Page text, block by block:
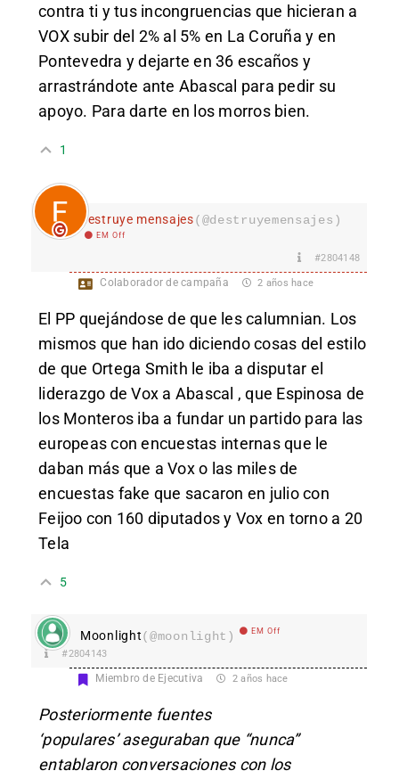
contra ti y tus incongruencias que hicieran a
VOX subir del 2% al 5% en La Coruña y en
Pontevedra y dejarte en 36 escaños y
arrastrándote ante Abascal para pedir su
apoyo. Para darte en los morros bien.
1
destruye mensajes(@destruyemensajes)
EM Off
#2804148
Colaborador de campaña 2 años hace
El PP quejándose de que les calumnian. Los
mismos que han ido diciendo cosas del estilo
de que Ortega Smith le iba a disputar el
liderazgo de Vox a Abascal , que Espinosa de
los Monteros iba a fundar un partido para las
europeas con encuestas internas que le
daban más que a Vox o las miles de
encuestas fake que sacaron en julio con
Feijoo con 160 diputados y Vox en torno a 20
Tela
5
Moonlight(@moonlight) EM Off
#2804143
Miembro de Ejecutiva 2 años hace
Posteriormente fuentes
‘populares’ aseguraban que “nunca”
entablaron conversaciones con los